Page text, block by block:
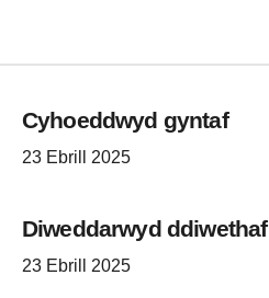
Cyhoeddwyd gyntaf
23 Ebrill 2025
Diweddarwyd ddiwethaf
23 Ebrill 2025